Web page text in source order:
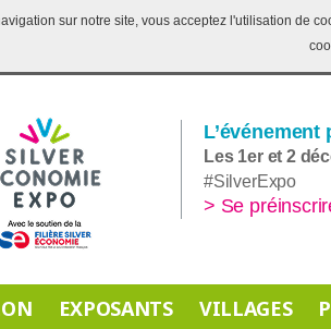
Les 1er et 2
#SilverExpo
> Se
EXPOSANTS VILLAGES
sur notre site, vous acceptez l'utilisation de